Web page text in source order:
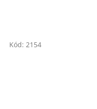
Kód: 2154